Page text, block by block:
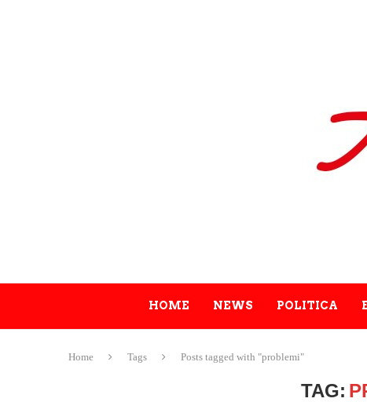
HOME NEWS POLITICA
Home Tags Posts tagged with "problemi"
TAG: